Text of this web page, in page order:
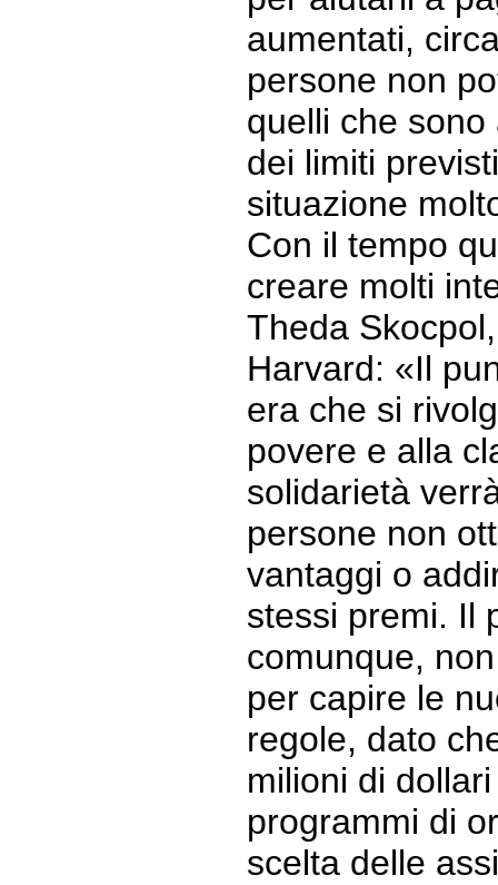
aumentati,
persone non
quelli che
dei limiti
situazione
Con il tempo
creare molti
Theda
Harvard: «Il
era che si
povere e alla
solidarietà
persone non
vantaggi o
stessi premi. Il
comunque,
per capire le
regole, dato
milioni di
programmi di
scelta delle